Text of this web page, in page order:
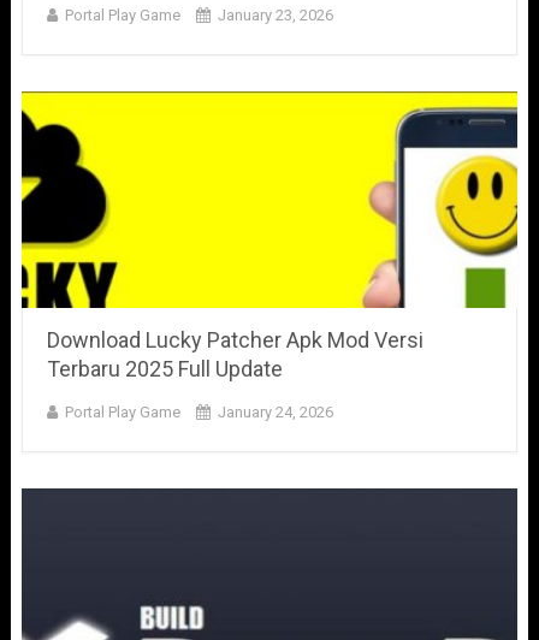
Portal Play Game January 23, 2026
Download Lucky Patcher Apk Mod Versi
Terbaru 2025 Full Update
Portal Play Game January 24, 2026